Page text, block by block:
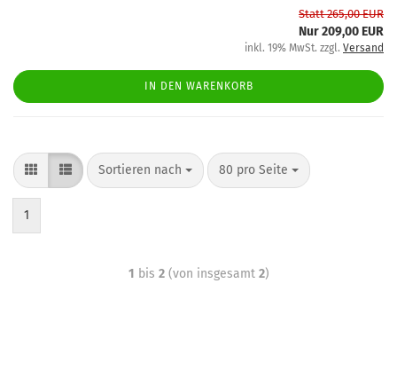
Statt 265,00 EUR
Nur 209,00 EUR
inkl. 19% MwSt. zzgl. Versand
IN DEN WARENKORB
Sortieren nach 80 pro Seite
1
1 bis 2(von insgesamt 2)